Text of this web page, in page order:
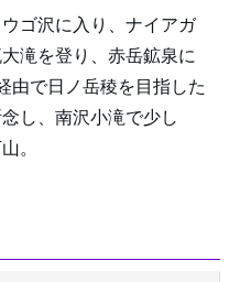
ゴ沢に入り、ナイアガ
滝を登り、赤岳鉱泉に
由で日ノ岳稜を目指した
し、南沢小滝で少し
。